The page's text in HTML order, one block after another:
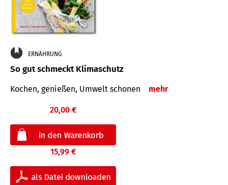
ERNÄHRUNG
So gut schmeckt Klimaschutz
Kochen, genießen, Umwelt schonen mehr
20,00 €
15,99 €